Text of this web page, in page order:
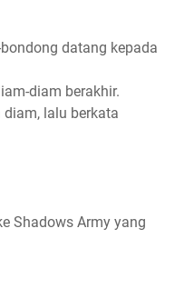
datang kepada
diam berakhir.
lalu berkata
Shadows Army yang